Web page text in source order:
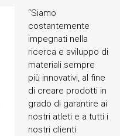
“Siamo
costantemente
impegnati nella
ricerca e sviluppo di
materiali sempre
più innovativi, al fine
di creare prodotti in
grado di garantire ai
nostri atleti e a tutti i
nostri clienti